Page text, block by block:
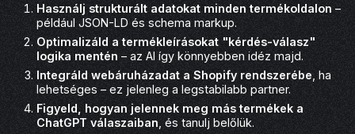
Használj strukturált adatokat minden termékoldalon –
például JSON-LD és schema markup.
Optimalizáld a termékleírásokat "kérdés-válasz"
logika mentén – az AI így könnyebben idéz majd.
Integráld webáruházadat a Shopify rendszerébe , ha
lehetséges – ez jelenleg a legstabilabb partner.
Figyeld, hogyan jelennek meg más termékek a
ChatGPT válaszaiban , és tanulj belőlük.